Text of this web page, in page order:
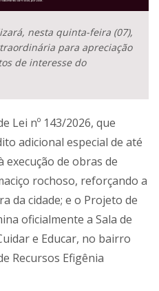
nesta quinta-feira (07),
para apreciação
de interesse do
Lei nº 143/2026, que
adicional especial de até
execução de obras de
rochoso, reforçando a
da cidade; e o Projeto de
oficialmente a Sala de
e Educar, no bairro
Recursos Efigênia